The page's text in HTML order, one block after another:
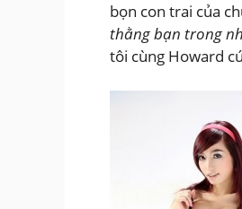
bọn con trai của
thằng bạn trong
tôi cùng Howard